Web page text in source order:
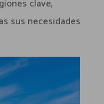
clave,
sus necesidades